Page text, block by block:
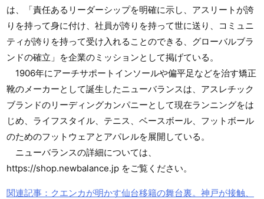
は、「責任あるリーダーシップを明確に示し、アスリートが誇
りを持って身に付け、社員が誇りを持って世に送り、コミュニ
ティが誇りを持って受け入れることのできる、グローバルブラ
ンドの確立」を企業のミッションとして掲げている。
1906年にアーチサポートインソールや偏平足などを治す矯正
靴のメーカーとして誕生したニューバランスは、アスレチック
ブランドのリーディングカンパニーとして現在ランニングをは
じめ、ライフスタイル、テニス、ベースボール、フットボール
のためのフットウェアとアパレルを展開している。
ニューバランスの詳細については、
https://shop.newbalance.jp をご覧ください。
関連記事：クエンカが明かす仙台移籍の舞台裏。神戸が接触、